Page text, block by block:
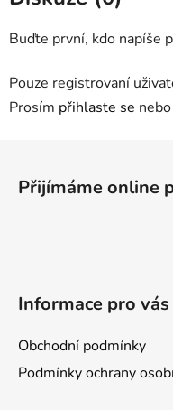
Buďte první, kdo napíše
Pouze registrovaní
Prosím přihlaste se
Přijímáme online
Informace pro vás
Obchodní podmínky
Podmínky ochrany